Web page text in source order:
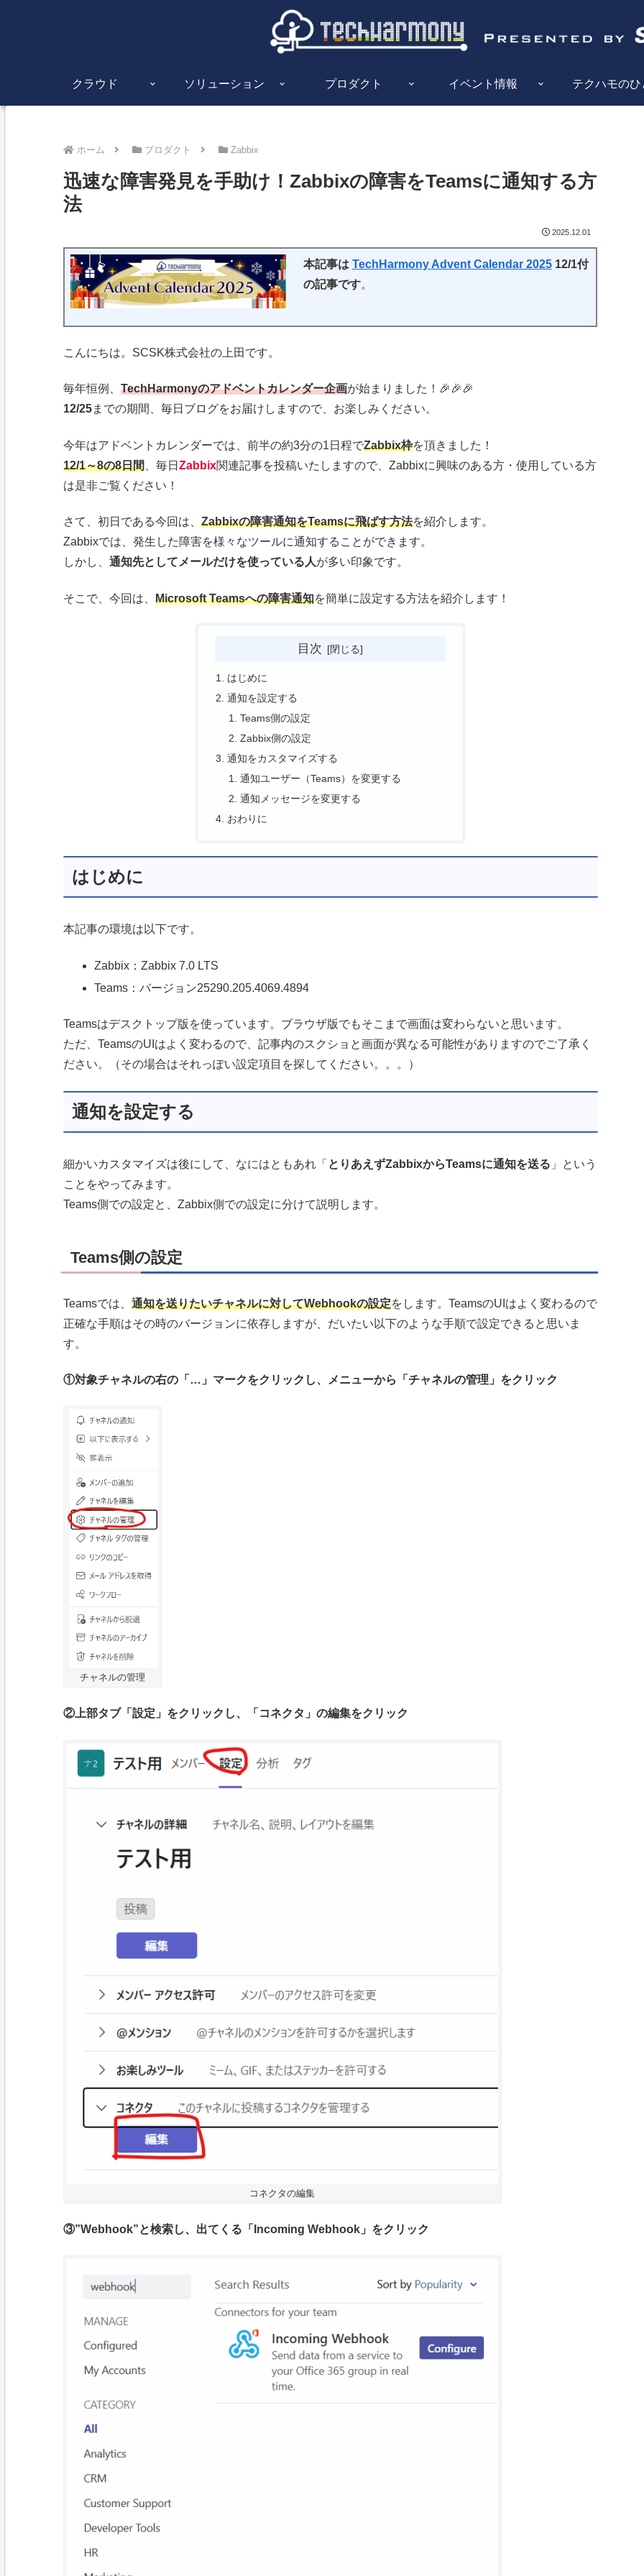
クラウド ソリューション プロダクト イベント情報 テクハモのひ
ホーム プロダクト Zabbix
迅速な障害発見を手助け！Zabbixの障害をTeamsに通知する方
法
2025.12.01
本記事は TechHarmony Advent Calendar 202512/1付
の記事です。
こんにちは。SCSK株式会社の上田です。
毎年恒例、 TechHarmonyのアドベントカレンダー企画が始まりました！🎉🎉🎉
12/25までの期間、毎日ブログをお届けしますので、お楽しみください。
今年はアドベントカレンダーでは、前半の約3分の1日程でZabbix枠を頂きました！
12/1～8の8日間、毎日 Zabbix関連記事を投稿いたしますので、Zabbixに興味のある方・使用している方
は是非ご覧ください！
さて、初日である今回は、 Zabbixの障害通知をTeamsに飛ばす方法を紹介します。
Zabbixでは、発生した障害を様々なツールに通知することができます。
しかし、 通知先としてメールだけを使っている人が多い印象です。
そこで、今回は、 Microsoft Teamsへの障害通知を簡単に設定する方法を紹介します！
目次
はじめに
通知を設定する
Teams側の設定
Zabbix側の設定
通知をカスタマイズする
通知ユーザー（Teams）を変更する
通知メッセージを変更する
おわりに
はじめに
本記事の環境は以下です。
Zabbix：Zabbix 7.0 LTS
Teams：バージョン25290.205.4069.4894
Teamsはデスクトップ版を使っています。ブラウザ版でもそこまで画面は変わらないと思います。
ただ、TeamsのUIはよく変わるので、記事内のスクショと画面が異なる可能性がありますのでご了承く
ださい。（その場合はそれっぽい設定項目を探してください。。。）
通知を設定する
細かいカスタマイズは後にして、なにはともあれ「 とりあえずZabbixからTeamsに通知を送る 」という
ことをやってみます。
Teams側での設定と、Zabbix側での設定に分けて説明します。
Teams側の設定
Teamsでは、 通知を送りたいチャネルに対してWebhookの設定をします。TeamsのUIはよく変わるので
正確な手順はその時のバージョンに依存しますが、だいたい以下のような手順で設定できると思いま
す。
①対象チャネルの右の「…」マークをクリックし、メニューから「チャネルの管理」をクリック
チャネルの管理
②上部タブ「設定」をクリックし、「コネクタ」の編集をクリック
コネクタの編集
③”Webhook”と検索し、出てくる「Incoming Webhook」をクリック